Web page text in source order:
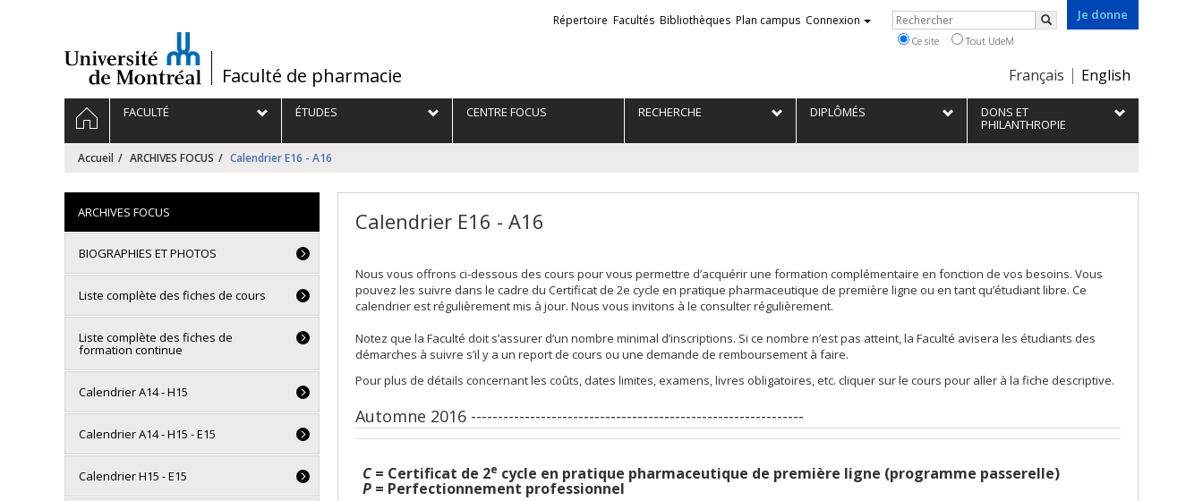
/Faculté de pharmacie
Je donne
Choix
la
langue
Français English
Liens
externes
Répertoire Facultés Bibliothèques Plan campus Connexion Rechercher
Rechercher
Ce site Tout UdeM
Navigation
principale
ACCUEILFACULTÉ ÉTUDES CENTRE FOCUS RECHERCHE DIPLÔMÉS DONS ET
PHILANTHROPIE
Accueil ARCHIVES FOCUS Calendrier E16 - A16
Calendrier E16 - A16
Nous vous offrons ci-dessous des cours pour vous permettre d’acquérir une formation complémentaire en fonction de vos besoins. Vous
pouvez les suivre dans le cadre du Certificat de 2e cycle en pratique pharmaceutique de première ligne ou en tant qu’étudiant libre. Ce
calendrier est régulièrement mis à jour. Nous vous invitons à le consulter régulièrement.
Notez que la Faculté doit s’assurer d’un nombre minimal d’inscriptions. Si ce nombre n’est pas atteint, la Faculté avisera les étudiants des
démarches à suivre s’il y a un report de cours ou une demande de remboursement à faire.
Pour plus de détails concernant les coûts, dates limites, examens, livres obligatoires, etc. cliquer sur le cours pour aller à la fiche descriptive.
Automne 2016 --------------------------------------------------------------
C= Certificat de 2e cycle en pratique pharmaceutique de première ligne (programme passerelle)
P = Perfectionnement professionnel
ARCHIVES FOCUS
BIOGRAPHIES ET PHOTOS
Liste complète des fiches de cours
Liste complète des fiches de
formation continue
Calendrier A14 - H15
Calendrier A14 - H15 - E15
Calendrier H15 - E15